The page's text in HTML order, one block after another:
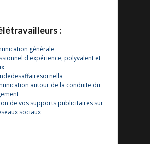
:
générale
d'expérience, polyvalent et
autour de la conduite du
de vos supports publicitaires sur
sociaux